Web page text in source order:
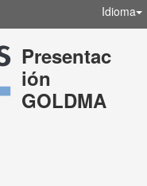
Idioma
Presentac
ión
GOLDMA